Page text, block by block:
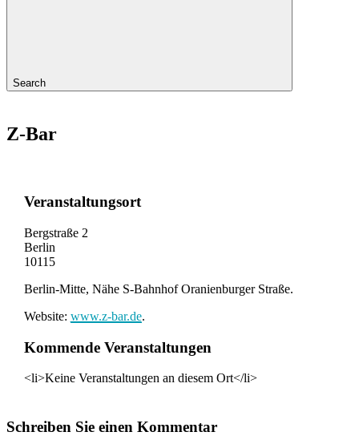
Search
Z-Bar
Veranstaltungsort
Bergstraße 2
Berlin
10115
Berlin-Mitte, Nähe S-Bahnhof Oranienburger Straße.
Website: www.z-bar.de.
Kommende Veranstaltungen
<li>Keine Veranstaltungen an diesem Ort</li>
Schreiben Sie einen Kommentar